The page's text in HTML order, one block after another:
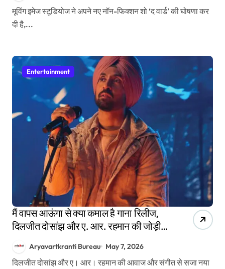
मूविंग इमेज स्टूडियोज ने अपने नए नॉन-फिक्शन शो ‘द वार्ड’ की घोषणा कर
दी है,...
Entertainment
मैं वापस आऊंगा से क्या कमाल है गाना रिलीज,
दिलजीत दोसांझ और ए. आर. रहमान की जोड़ी ने
Aryavartkranti Bureau May 7, 2026
दिलजीत दोसांझ और ए। आर। रहमान की आवाज और संगीत से सजा नया